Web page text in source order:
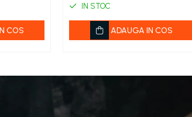
COS
IN STOC
ADAUGA IN COS